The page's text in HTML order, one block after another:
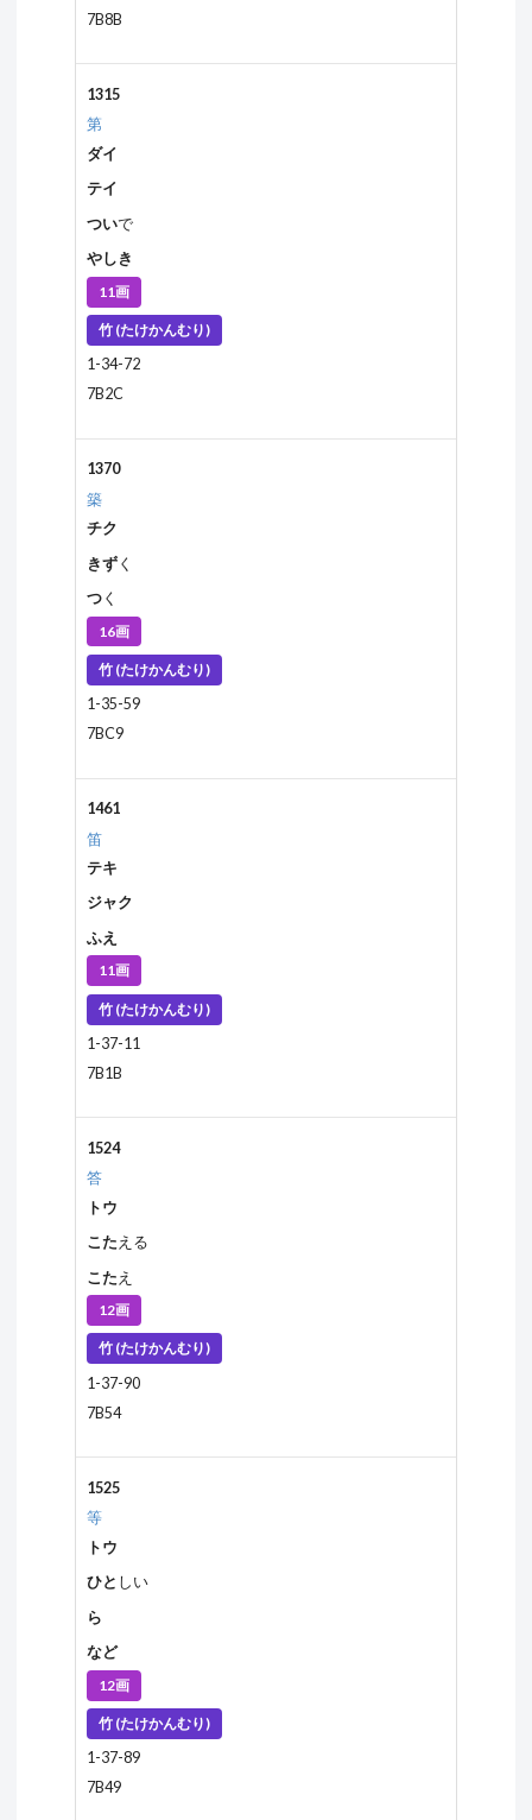
7B8B
1315
第
ダイ
テイ
ついで
やしき
11画
竹 (たけかんむり)
1-34-72
7B2C
1370
築
チク
きず く
つ く
16画
竹 (たけかんむり)
1-35-59
7BC9
1461
笛
テキ
ジャク
ふえ
11画
竹 (たけかんむり)
1-37-11
7B1B
1524
答
トウ
こた える
こた え
12画
竹 (たけかんむり)
1-37-90
7B54
1525
等
トウ
ひと しい
ら
など
12画
竹 (たけかんむり)
1-37-89
7B49